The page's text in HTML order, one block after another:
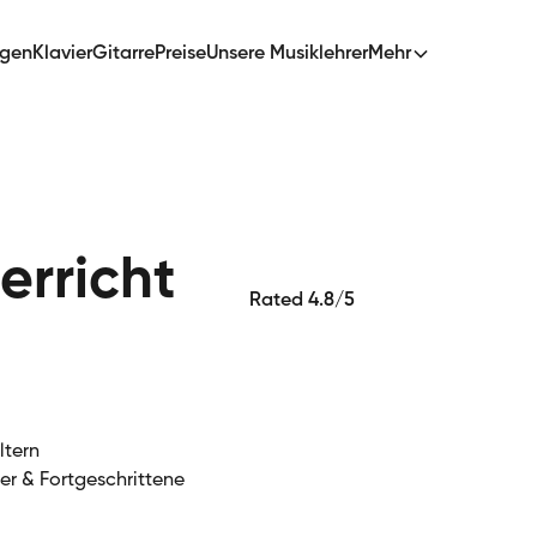
KlavierGitarrePreiseUnsere MusiklehrerMehr
& Fortgeschrittene
Rated 4.8/5